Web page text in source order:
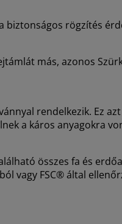
biztonságos rögzítés
más, azonos
rendelkezik. Ez
a káros anyagokra
összes fa és
vagy FSC® által